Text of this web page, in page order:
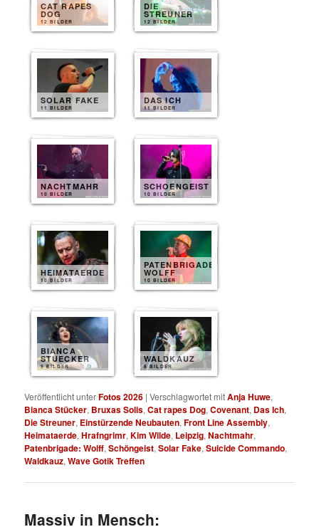
CAT RAPES
DOG
12 BILDER
DIE
STREUNER
12 BILDER
SOLAR FAKE
11 BILDER
DAS ICH
11 BILDER
NACHTMAHR
10 BILDER
SCHOENGEIST
10 BILDER
HEIMATAERDE
10 BILDER
PATENBRIGADE
WOLFF
10 BILDER
BIANCA
STUECKER
9 BILDER
WALDKAUZ
8 BILDER
Veröffentlicht unterFotos 2026 |Verschlagwortet mitAnja Huwe,
Bianca Stücker, Bruxas Solis,Cat rapes Dog,Covenant, Das Ich,
Die Streuner, Einstürzende Neubauten,Front Line Assembly,
Heimataerde,Hrafngrimr,Kim Wilde, Leipzig,Nachtmahr,
Patenbrigade: Wolff,Schöngeist,Solar Fake,Suicide Commando,
Waldkauz,Wave Gotik Treffen
Massiv in Mensch: